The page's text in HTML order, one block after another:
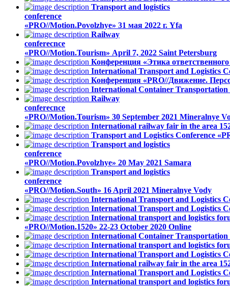
Transport and logistics
conference
«PRO//Motion.Povolzhye» 31 мая 2022 г. Yfa
Railway
conferecnce
«PRO//Motion.Tourism» April 7, 2022 Saint Petersburg
Конференция «Этика
International Transport and Logistics
Конференция «PRO//Движение.
International Container
Railway
conferecnce
«PRO//Motion.Tourism» 30 September 2021 Mineralnye
International railway fair in the area
Transport and Logistics Conference
Transport and logistics
conference
«PRO//Motion.Povolzhye» 20 May 2021 Samara
Transport and logistics
conference
«PRO//Motion.South» 16 April 2021 Mineralnye Vody
International Transport and Logistics
International Transport and Logistics
International transport and logistics
«PRO//Motion.1520» 22-23 October 2020 Online
International Container
International transport and logistics
International Transport and Logistics
International railway fair in the area
International Transport and Logistics
International transport and logistics